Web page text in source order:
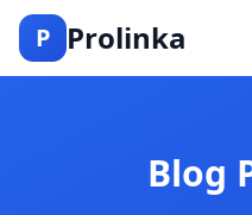
P Prolinka
Blog